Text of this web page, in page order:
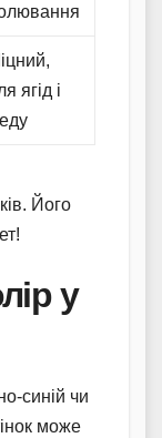
ягід і
Його
у
синій чи
може